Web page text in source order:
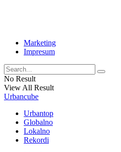
Marketing
Impresum
No Result
View All Result
Urbancube
Urbantop
Globalno
Lokalno
Rekordi